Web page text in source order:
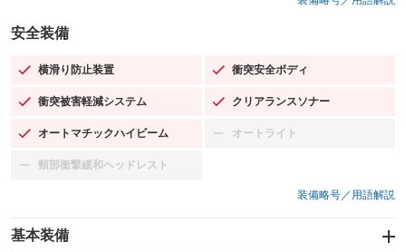
安全装備
横滑り防止装置
：装備あり 衝突安全ボディ
：装備あり
衝突被害軽減システム
：装備あり クリアランスソナー
：装備あり
オートマチックハイビーム
：装備あり オートライト
：装備なし
頸部衝撃緩和ヘッドレスト
：装備なし
装備略号／用語解説
基本装備